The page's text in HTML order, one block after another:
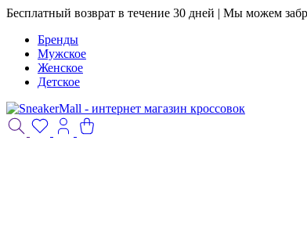
Бесплатный возврат в течение 30 дней | Мы можем
Бренды
Мужское
Женское
Детское